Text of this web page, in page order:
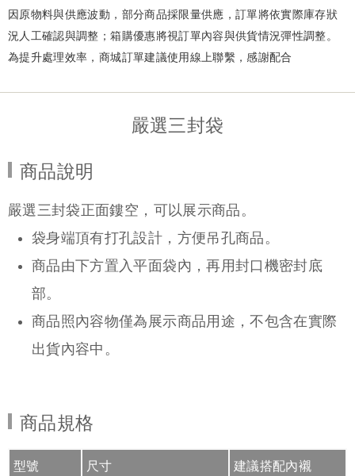
因原物料與供應波動，部分商品採限量供應，訂單將依實際庫存狀
況人工確認與調整；箱購優惠將視訂單內容與供貨情況彈性調整。
為提升處理效率，商城訂單建議使用線上聯繫，感謝配合
嚴選三封袋
商品說明
嚴選三封袋正面鏤空，可以展示商品。
袋身端頂有打孔設計，方便吊孔商品。
商品由下方置入平面袋內，再用封口機密封底
部。
商品照內容物僅為展示商品用途，不包含在實際
出貨內容中。
商品規格
型號 尺寸 建議搭配內襯